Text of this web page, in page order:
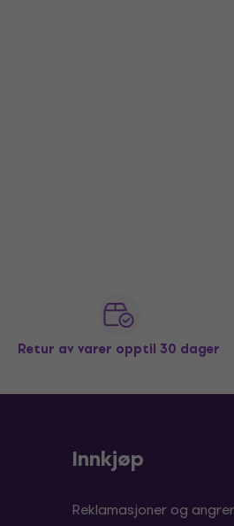
Retur av varer opptil 30 dager
Innkjøp
Reklamasjoner og